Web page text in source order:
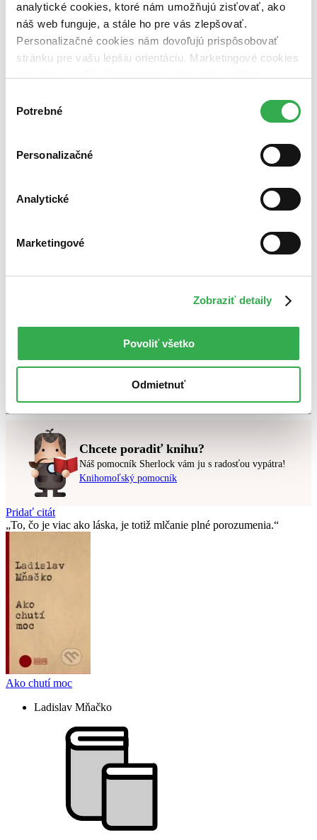
analytické cookies, ktoré nám umožňujú zisťovať, ako
náš web funguje, a stále ho pre vás zlepšovať.
Personalizačné cookies nám dovoľujú prispôsobovať
stránku pre vašu lepšiu orientáciu. Marketingové cookies
nám pomohlo, keby sme mohli používať všetky tieto
súhlasu
Potrebné
Personalizačné
Analytické
Marketingové
Zobraziť detaily
Povoliť všetko
Odmietnuť
Nové / čítané
nová (0 titulov)nová
čítaná (0 titulov)čítaná
čítaná - výborný stav (0 titulov) čítaná - výborný stav
čítané verzie
vypredaných kníh
Bestsellery
Top hodnotené
Najdrahšie
dostupnéZ kolekcie Populárno - náučná literatúra - Knihy roka
vyhovujúci zadaným podmienkam.
Skúste prosím zmeniť vyhľadávaný výraz.
Chcete poradiť knihu?
Náš pomocník Sherlock vám ju s radosťou vypátra!
Knihomoľský pomocník
Pridať citát
To, čo je viac ako láska, je totiž mlčanie plné porozumenia.
Ako chutí moc
Ladislav Mňačko